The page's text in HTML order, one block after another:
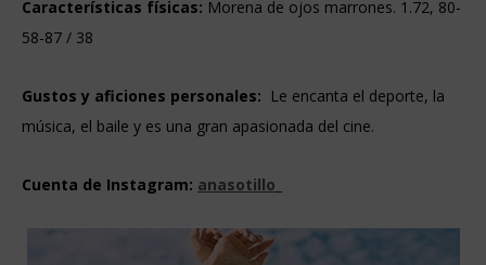
Características físicas: Morena de ojos marrones. 1.72, 80-
58-87 / 38
Gustos y aficiones personales: Le encanta el deporte, la
música, el baile y es una gran apasionada del cine.
Cuenta de Instagram: anasotillo_